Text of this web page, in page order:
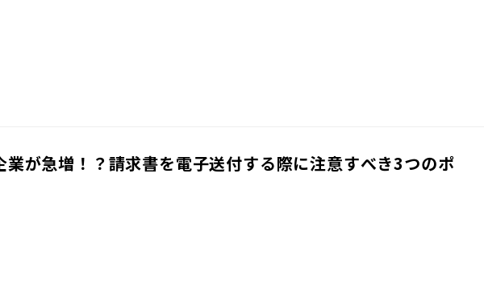
が急増！？請求書を電子送付する際に注意すべき3つのポ